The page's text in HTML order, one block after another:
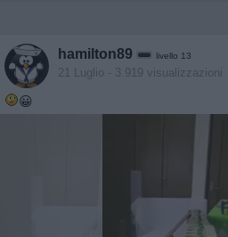
hamilton89 livello 13
21 Luglio - 3.919 visualizzazioni
😀